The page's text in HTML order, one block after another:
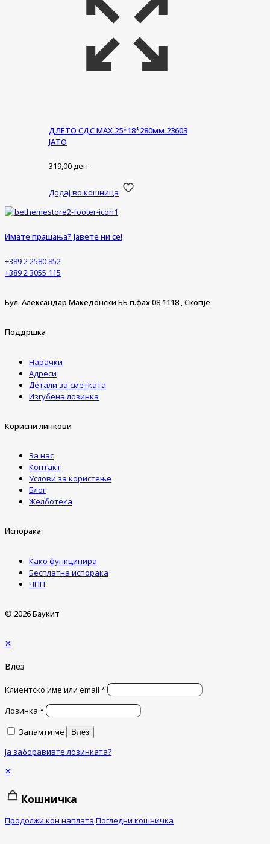
ДЛЕТО СДС МАХ 25*18*280мм 23603
ЈАТО
319,00ден
Додај во кошница
Имате прашања? Јавете ни се!
+389 2 2580 852
+389 2 3055 115
Бул. Александар Македонски ББ п.фах 08 1118 , Скопје
Поддршка
Нарачки
Адреси
Детали за сметката
Изгубена лозинка
Корисни линкови
За нас
Контакт
Услови за користење
Блог
Желботека
Испорака
Како функцинира
Бесплатна испорака
ЧПП
© 2026 Баукит
✕
Влез
Клиентско име или email *
Лозинка *
Запамти ме
Влез
Ја заборавивте лозинката?
✕
Кошничка
Продолжи кон наплата Погледни кошничка